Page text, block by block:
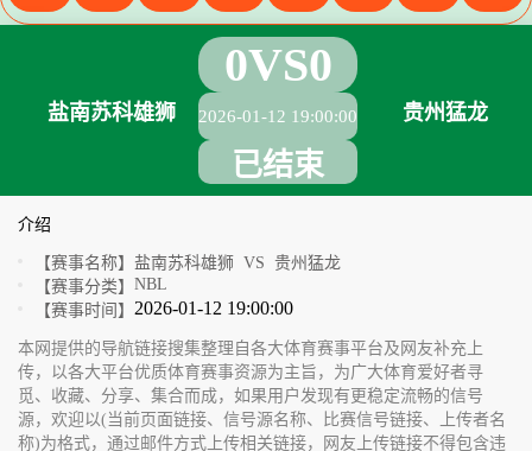
盐南苏科雄狮
0VS0
2026-01-12 19:00:00
已结束
贵州猛龙
介绍
【赛事名称】 盐南苏科雄狮 VS 贵州猛龙
【赛事分类】 NBL
【赛事时间】 2026-01-12 19:00:00
本网提供的导航链接搜集整理自各大体育赛事平台及网友补充上
传，以各大平台优质体育赛事资源为主旨，为广大体育爱好者寻
觅、收藏、分享、集合而成，如果用户发现有更稳定流畅的信号
源，欢迎以(当前页面链接、信号源名称、比赛信号链接、上传者名
称)为格式，通过邮件方式上传相关链接，网友上传链接不得包含违